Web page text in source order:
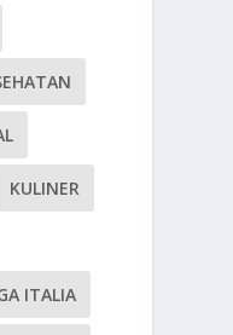
KULINER
ITALIA